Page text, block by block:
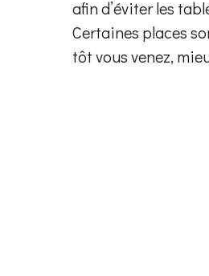
afin d’éviter les
Certaines places
tôt vous venez,